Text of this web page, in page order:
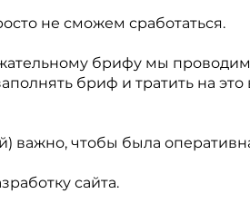
не сможем сработаться.
брифу мы
бриф и тратить на это
важно, чтобы была
сайта.